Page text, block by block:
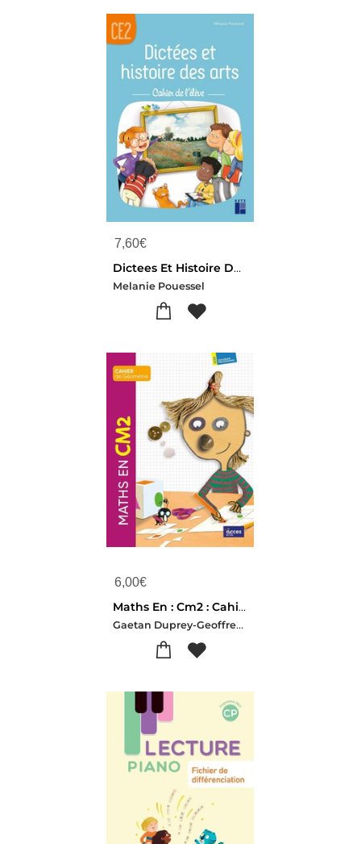
7,60€
Dictees Et Histoire Des Arts ; Ce2 ; Cahier De L'eleve
Melanie Pouessel
6,00€
Maths En : Cm2 : Cahier De Geometrie
Gaetan Duprey-Geoffrey Grisward-Vincent Petitgenay